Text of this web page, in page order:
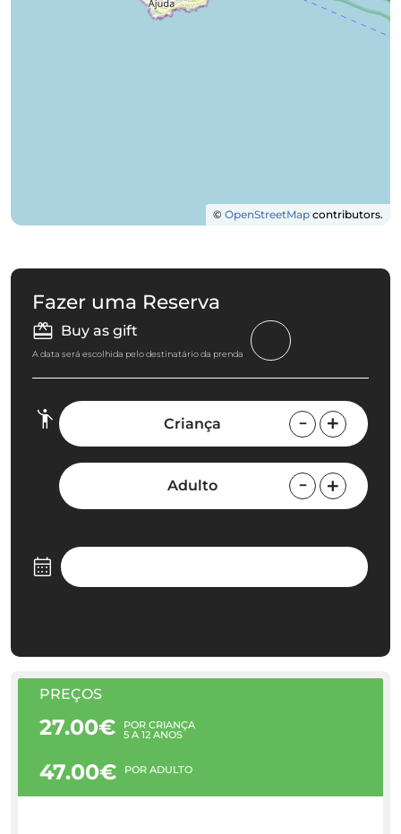
© OpenStreetMap contributors.
Fazer uma Reserva
Buy as gift
A data será escolhida pelo destinatário da prenda
Criança
Adulto
PREÇOS
27.00€ POR CRIANÇA
5 A 12 ANOS
47.00€ POR ADULTO